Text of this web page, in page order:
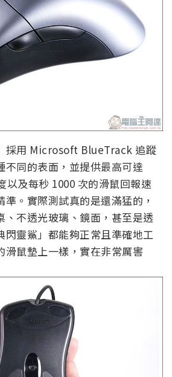
採用 Microsoft BlueTrack 追蹤
不同的表面，並提供最高可達
以及每秒 1000 次的滑鼠回報速
。實際測試真的是還滿猛的，
、不透光玻璃、鏡面，甚至是透
閃靈鯊」都能夠正常且準確地工
滑鼠墊上一樣，實在非常厲害